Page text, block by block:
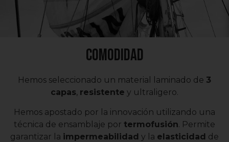
Comodidad
Hemos seleccionado un material laminado de 3
capas, resistente y ultraligero.
Hemos apostado por la innovación utilizando una
técnica de ensamblaje por termofusión. Permite
garantizar la impermeabilidad y la elasticidad de